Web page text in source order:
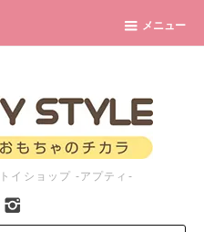
メニュー
イショップ -アプティ-